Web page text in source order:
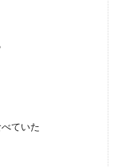
ていた